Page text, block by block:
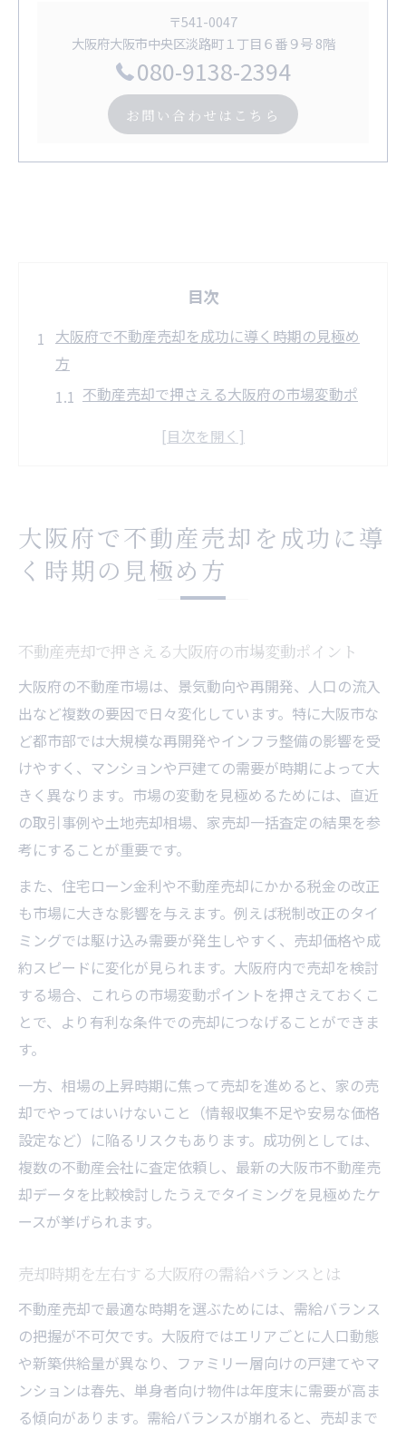
〒541-0047
大阪府大阪市中央区淡路町１丁目６番９号 8階
080-9138-2394
お問い合わせはこちら
目次
大阪府で不動産売却を成功に導く時期の見極め
方
不動産売却で押さえる大阪府の市場変動ポ
売却時期を左右する大阪府の需給バランス
析
不動産売却の成功率を高める市場動向の読
つか
家の売却を考えるなら知っておきたい大阪府の
相場動向
不動産売却に影響する大阪府の最近の相場
変化
家の売却で知るべき大阪府の価格推移と特
徴
不動産売却を有利に進めるための相場チェ
ック法
大阪府の家売却で損をしないための相場情
報活用術
実家売却や一括査定に役立つ大阪府の市場
傾向
損をしないための不動産売却時期の選び方ガイ
不動産売却で損を避けるタイミングの決め
方
家の売却でやってはいけない時期の見分け
方
土地売却相場を考慮した不動産売却のコツ
イント
相続物件の売却はいつが有利か季節と税制を徹
底解説
相続不動産は売却時期で税金が大きく変わ
る理由
大阪府で不動産売却を成功に導
く時期の見極め方
不動産売却で押さえる大阪府の市場変動ポイント
大阪府の不動産市場は、景気動向や再開発、人口の流入
出など複数の要因で日々変化しています。特に大阪市な
ど都市部では大規模な再開発やインフラ整備の影響を受
けやすく、マンションや戸建ての需要が時期によって大
きく異なります。市場の変動を見極めるためには、直近
の取引事例や土地売却相場、家売却一括査定の結果を参
考にすることが重要です。
また、住宅ローン金利や不動産売却にかかる税金の改正
も市場に大きな影響を与えます。例えば税制改正のタイ
ミングでは駆け込み需要が発生しやすく、売却価格や成
約スピードに変化が見られます。大阪府内で売却を検討
する場合、これらの市場変動ポイントを押さえておくこ
とで、より有利な条件での売却につなげることができま
す。
一方、相場の上昇時期に焦って売却を進めると、家の売
却でやってはいけないこと（情報収集不足や安易な価格
設定など）に陥るリスクもあります。成功例としては、
複数の不動産会社に査定依頼し、最新の大阪市不動産売
却データを比較検討したうえでタイミングを見極めたケ
ースが挙げられます。
売却時期を左右する大阪府の需給バランスとは
不動産売却で最適な時期を選ぶためには、需給バランス
の把握が不可欠です。大阪府ではエリアごとに人口動態
や新築供給量が異なり、ファミリー層向けの戸建てやマ
ンションは春先、単身者向け物件は年度末に需要が高ま
る傾向があります。需給バランスが崩れると、売却まで